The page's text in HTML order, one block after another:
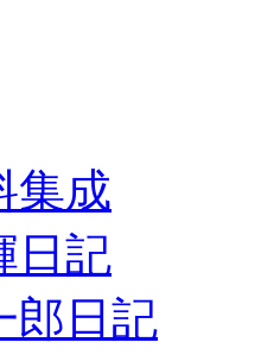
集成
日記
郎日記